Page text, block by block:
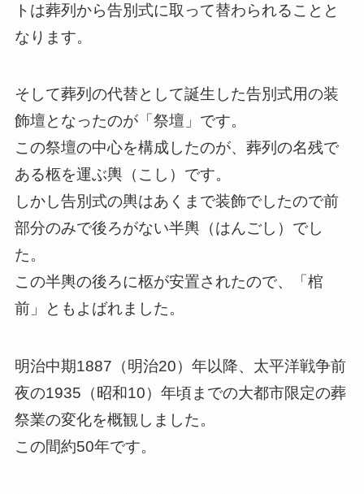
トは葬列から告別式に取って替わられることと
なります。
そして葬列の代替として誕生した告別式用の装
飾壇となったのが「祭壇」です。
この祭壇の中心を構成したのが、葬列の名残で
ある柩を運ぶ輿（こし）です。
しかし告別式の輿はあくまで装飾でしたので前
部分のみで後ろがない半輿（はんごし）でし
た。
この半輿の後ろに柩が安置されたので、「棺
前」ともよばれました。
明治中期1887（明治20）年以降、太平洋戦争前
夜の1935（昭和10）年頃までの大都市限定の葬
祭業の変化を概観しました。
この間約50年です。